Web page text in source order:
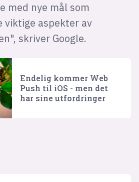
med nye mål som
viktige aspekter av
skriver Google.
Endelig kommer Web
Push til iOS - men det
har sine utfordringer